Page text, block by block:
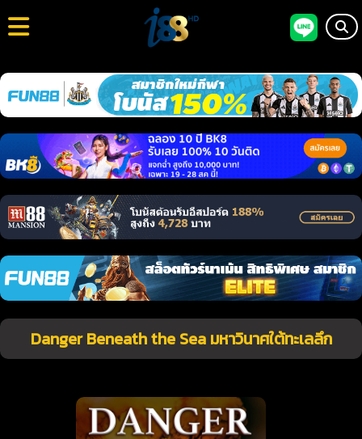
Danger Beneath the Sea มหาวินาศใต้ทะเลลึก